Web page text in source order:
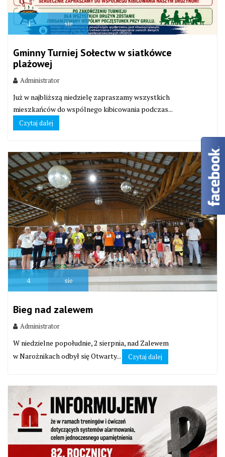
4 sie
Gminny Turniej Sołectw w siatkówce
plażowej
Administrator
Już w najbliższą niedzielę zapraszamy wszystkich
mieszkańców do wspólnego kibicowania podczas...
Czytaj dalej
4 sie
Bieg nad zalewem
Administrator
W niedzielne popołudnie, 2 sierpnia, nad Zalewem
w Narożnikach odbył się Otwarty...
Czytaj dalej